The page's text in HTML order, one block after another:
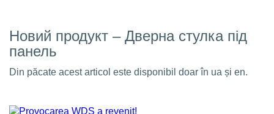
Новий продукт – Дверна стулка під
панель
Din păcate acest articol este disponibil doar în ua și en.